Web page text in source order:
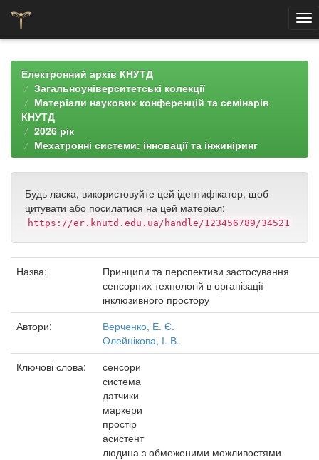
navigationЕлектронний архів КНУТД
Загальноуніверситетські колекції
Матеріали наукових конференцій та семінарів
КНУТД
2026 рік
Мехатронні системи: інновації та інжиніринг
Будь ласка, використовуйте цей ідентифікатор, щоб
цитувати або посилатися на цей матеріал:
https://er.knutd.edu.ua/handle/123456789/34521
Назва:
Принципи та перспективи застосування
сенсорних технологій в організації
інклюзивного простору
Автори:
Верченко, Е. Є.
Олейнікова, І. В.
Ключові слова:
сенсори
система
датчики
маркери
простір
асистент
людина з обмеженими можливостями